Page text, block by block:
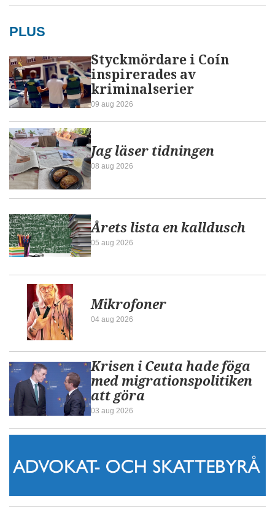
PLUS
Styckmördare i Coín
inspirerades av
kriminalserier
09 aug 2026
Jag läser tidningen
08 aug 2026
Årets lista en kalldusch
05 aug 2026
Mikrofoner
04 aug 2026
Krisen i Ceuta hade föga
med migrationspolitiken
att göra
03 aug 2026